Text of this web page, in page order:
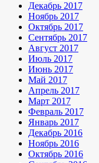
Декабрь 2017
Ноябрь 2017
Октябрь 2017
Сентябрь 2017
Август 2017
Июль 2017
Июнь 2017
Май 2017
Апрель 2017
Март 2017
Февраль 2017
Январь 2017
Декабрь 2016
Ноябрь 2016
Октябрь 2016